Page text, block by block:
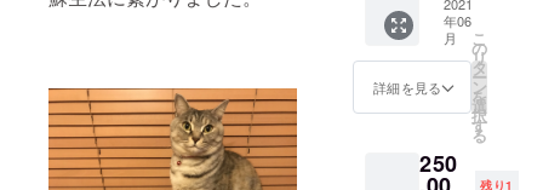
個数：
無制限
備考：
どちら
も郵送
す。
討あり
がとう
ござい
ます！
これか
は大型
犬など
心肺蘇
生法パ
ンフ
レット
現物 ・
心肺蘇
明
Nyaran
2021
年06
月
詳細を見る
こ
の
リ
タ
ー
ン
を
選
択
す
る
250
残り1